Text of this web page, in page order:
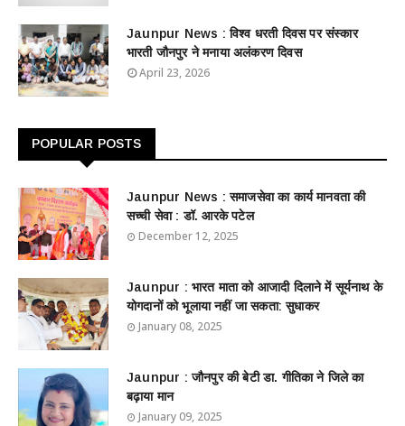
Jaunpur News : विश्व धरती दिवस पर संस्कार
भारती जौनपुर ने मनाया अलंकरण दिवस
April 23, 2026
POPULAR POSTS
Jaunpur News : ​समाजसेवा का कार्य मानवता की
सच्ची सेवा : डॉ. आरके पटेल
December 12, 2025
Jaunpur : ​भारत माता को आजादी दिलाने में सूर्यनाथ के
योगदानों को भूलाया नहीं जा सकता: सुधाकर
January 08, 2025
Jaunpur : ​जौनपुर की बेटी डा. गीतिका ने जिले का
बढ़ाया मान
January 09, 2025